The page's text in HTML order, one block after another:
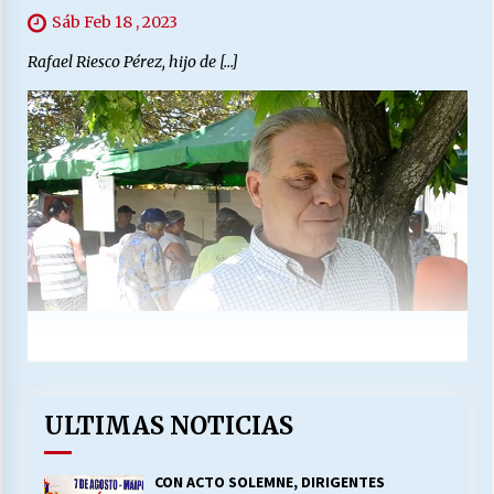
Sáb Feb 18 , 2023
Rafael Riesco Pérez, hijo de […]
ULTIMAS NOTICIAS
CON ACTO SOLEMNE, DIRIGENTES